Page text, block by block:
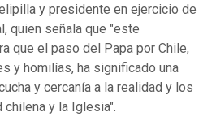
y presidente en ejercicio de
quien señala que "este
que el paso del Papa por Chile,
y homilías, ha significado una
y cercanía a la realidad y los
y la Iglesia".